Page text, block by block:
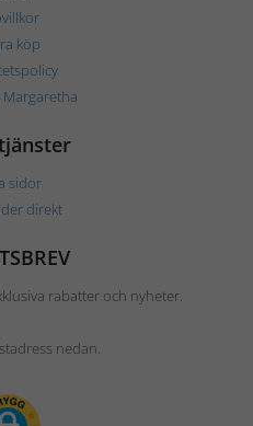
köp
Margaretha
sidor
direkt
rabatter och nyheter.
nedan.